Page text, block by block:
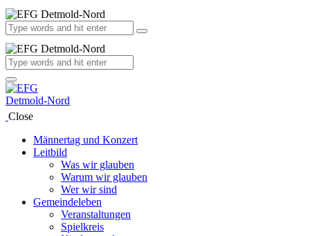
Close
Männertag und Konzert
Leitbild
Was wir glauben
Warum wir glauben
Wer wir sind
Gemeindeleben
Veranstaltungen
Spielkreis